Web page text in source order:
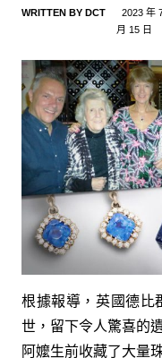
WRITTEN BY DCT 2023 年
月 15 日
根據報導，英國德比
世，留下令人驚喜的
阿嬤生前收藏了大量